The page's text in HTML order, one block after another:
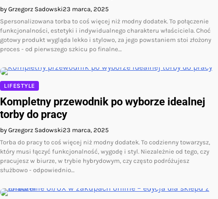
by Grzegorz Sadowski23 marca, 2025
Spersonalizowana torba to coś więcej niż modny dodatek. To połączenie
funkcjonalności, estetyki i indywidualnego charakteru właściciela. Choć
gotowy produkt wygląda lekko i stylowo, za jego powstaniem stoi złożony
proces - od pierwszego szkicu po finalne…
LIFESTYLE
Kompletny przewodnik po wyborze idealnej
torby do pracy
by Grzegorz Sadowski23 marca, 2025
Torba do pracy to coś więcej niż modny dodatek. To codzienny towarzysz,
który musi łączyć funkcjonalność, wygodę i styl. Niezależnie od tego, czy
pracujesz w biurze, w trybie hybrydowym, czy często podróżujesz
służbowo - odpowiednio…